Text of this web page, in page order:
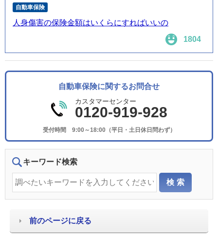
自動車保険
人身傷害の保険金額はいくらにすればいいの
1804
自動車保険に関するお問合せ
カスタマーセンター
0120-919-928
受付時間 9:00～18:00（平日・土日休日問わず）
キーワード検索
前のページに戻る